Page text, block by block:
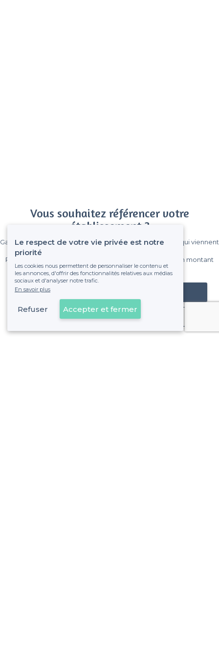
Vous souhaitez référencer votre
établissement ?
Gagnez de nombreux clients parmi le million de visiteurs qui viennent
Pas de commissions et sans engagement, vous payez un montant
fixe sans risque de voir déraper la facture.
Référencer mon établissement
Déjà client
Le respect de votre vie privée est notre
priorité
Les cookies nous permettent de personnaliser le contenu et
les annonces, d'offrir des fonctionnalités relatives aux médias
sociaux et d'analyser notre trafic.
En savoir plus
Refuser Accepter et fermer